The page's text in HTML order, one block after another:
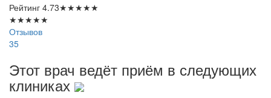
Рейтинг 4.73★★★★★
★★★★★
Отзывов
35
Этот врач ведёт приём в следующих
клиниках